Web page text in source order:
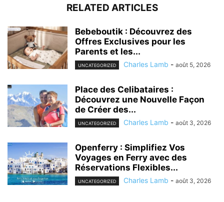
RELATED ARTICLES
Bebeboutik : Découvrez des
Offres Exclusives pour les
Parents et les...
UNCATEGORIZED Charles Lamb - août 5, 2026
Place des Celibataires :
Découvrez une Nouvelle Façon
de Créer des...
UNCATEGORIZED Charles Lamb - août 3, 2026
Openferry : Simplifiez Vos
Voyages en Ferry avec des
Réservations Flexibles...
UNCATEGORIZED Charles Lamb - août 3, 2026